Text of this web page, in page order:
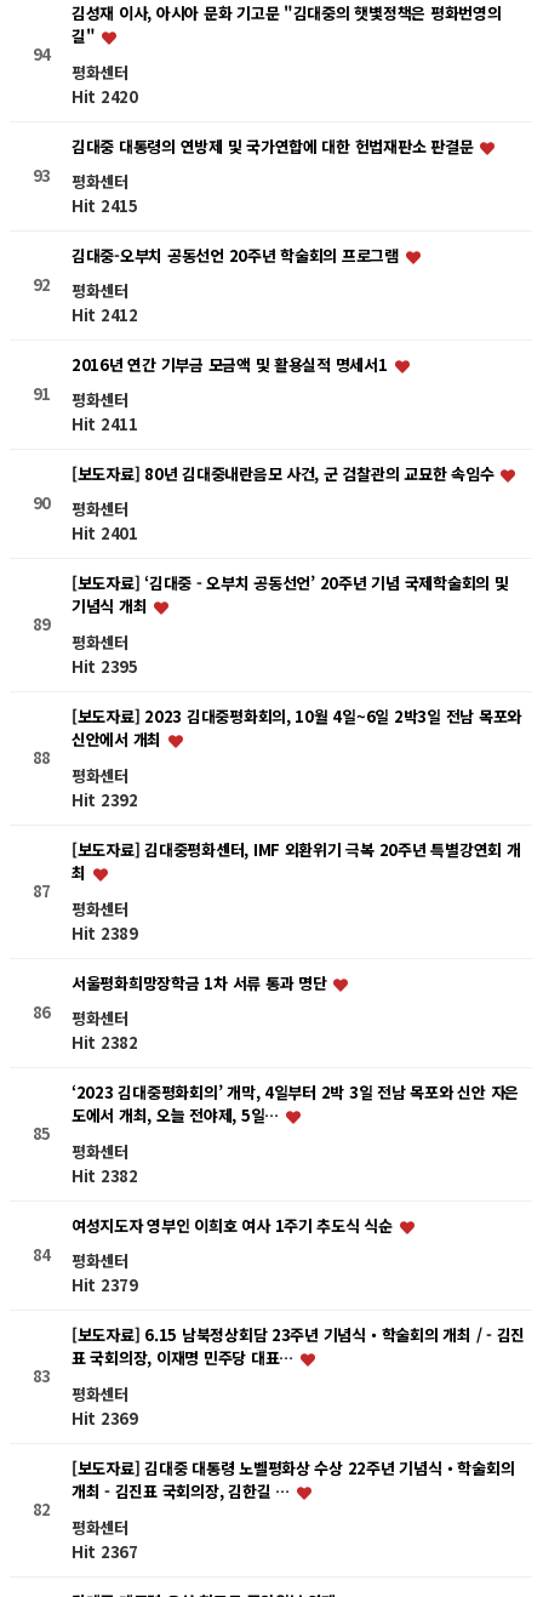
94
김성재 이사, 아시아 문화 기고문 "김대중의 햇볓정책은 평화번영의
길"
평화센터
Hit 2420
93
김대중 대통령의 연방제 및 국가연합에 대한 헌법재판소 판결문
평화센터
Hit 2415
92
김대중-오부치 공동선언 20주년 학술회의 프로그램
평화센터
Hit 2412
91
2016년 연간 기부금 모금액 및 활용실적 명세서1
평화센터
Hit 2411
90
[보도자료] 80년 김대중내란음모 사건, 군 검찰관의 교묘한 속임수
평화센터
Hit 2401
89
[보도자료] ‘김대중 - 오부치 공동선언’ 20주년 기념 국제학술회의 및
기념식 개최
평화센터
Hit 2395
88
[보도자료] 2023 김대중평화회의, 10월 4일~6일 2박3일 전남 목포와
신안에서 개최
평화센터
Hit 2392
87
[보도자료] 김대중평화센터, IMF 외환위기 극복 20주년 특별강연회 개
최
평화센터
Hit 2389
86
서울평화희망장학금 1차 서류 통과 명단
평화센터
Hit 2382
85
‘2023 김대중평화회의’ 개막, 4일부터 2박 3일 전남 목포와 신안 자은
도에서 개최, 오늘 전야제, 5일…
평화센터
Hit 2382
84
여성지도자 영부인 이희호 여사 1주기 추도식 식순
평화센터
Hit 2379
83
[보도자료] 6.15 남북정상회담 23주년 기념식・학술회의 개최 / - 김진
표 국회의장, 이재명 민주당 대표…
평화센터
Hit 2369
82
[보도자료] 김대중 대통령 노벨평화상 수상 22주년 기념식・학술회의
개최 - 김진표 국회의장, 김한길 …
평화센터
Hit 2367